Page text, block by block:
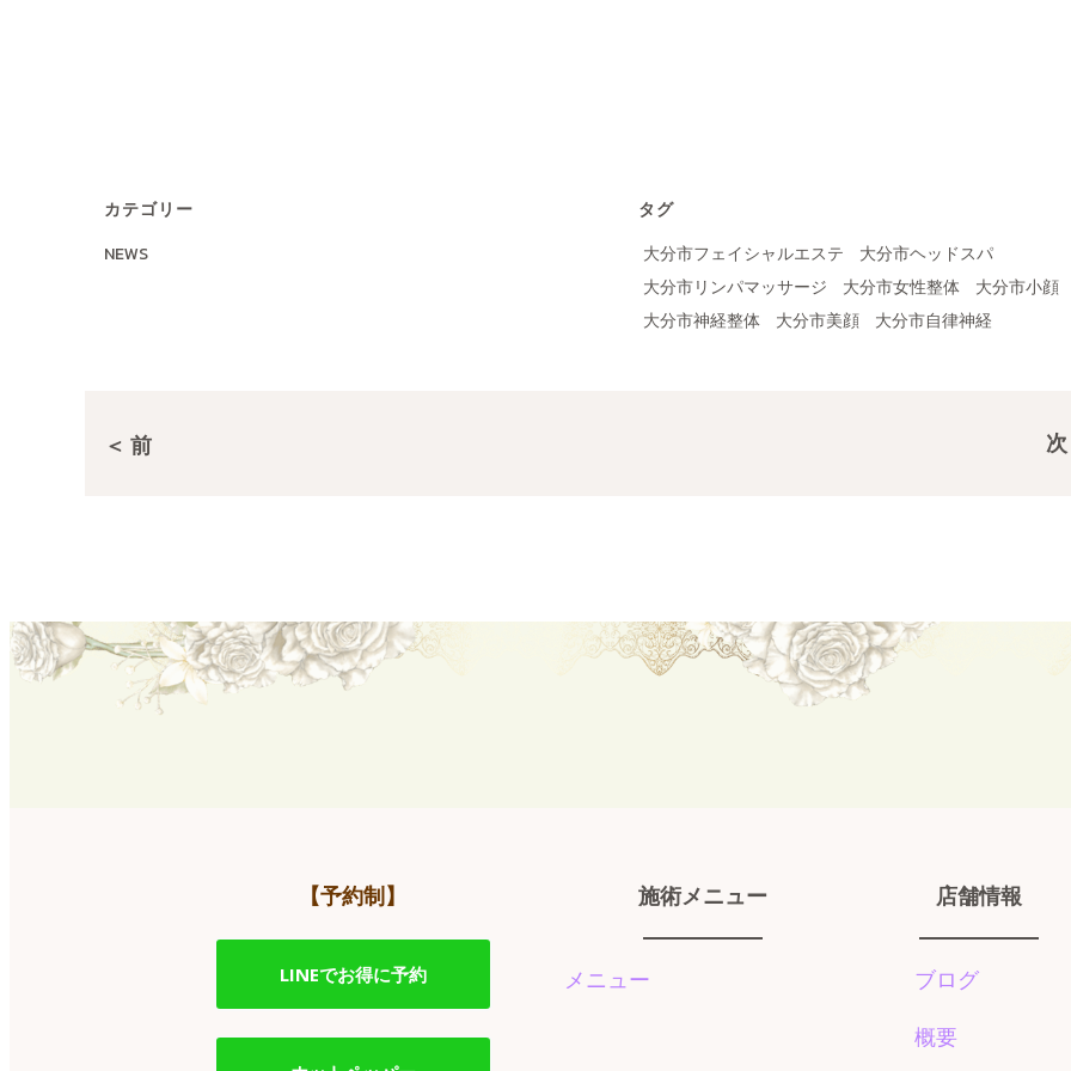
カテゴリー
NEWS
タグ
大分市フェイシャルエステ
大分市ヘッドスパ
大分市リンパマッサージ
大分市女性整体
大分市小顔
大分市神経整体
大分市美顔 大分市自律神経
＜ 前
【予約制】
LINEでお得に予約
施術メニュー
メニュー
店舗情報
ブログ
概要